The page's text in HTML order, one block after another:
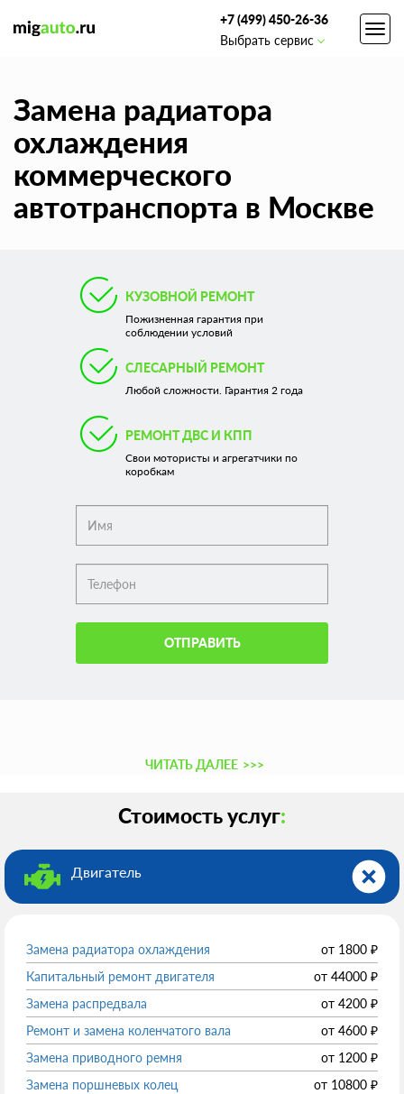
+7 (499) 450-26-36
Выбрать сервис
Замена радиатора
охлаждения
коммерческого
автотранспорта в Москве
КУЗОВНОЙ РЕМОНТ
Пожизненная гарантия при
соблюдении условий
СЛЕСАРНЫЙ РЕМОНТ
Любой сложности. Гарантия 2 года
РЕМОНТ ДВС И КПП
Свои мотористы и агрегатчики по
коробкам
ОТПРАВИТЬ
ЧИТАТЬ ДАЛЕЕ >>>
Стоимость услуг:
Двигатель
Замена радиатора охлаждения от 1800 ₽
Капитальный ремонт двигателя
от 44000 ₽
Замена распредвала
от 4200 ₽
Ремонт и замена коленчатого вала
от 4600 ₽
Замена приводного ремня
от 1200 ₽
Замена поршневых колец
от 10800 ₽